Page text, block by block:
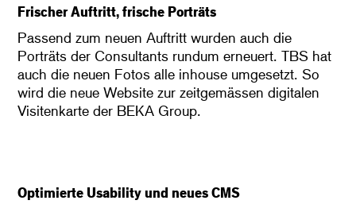
Frischer Auftritt, frische Porträts
Passend zum neuen Auftritt wurden auch die
Porträts der Consultants rundum erneuert. TBS hat
auch die neuen Fotos alle inhouse umgesetzt. So
wird die neue Website zur zeitgemässen digitalen
Visitenkarte der BEKA Group.
Optimierte Usability und neues CMS